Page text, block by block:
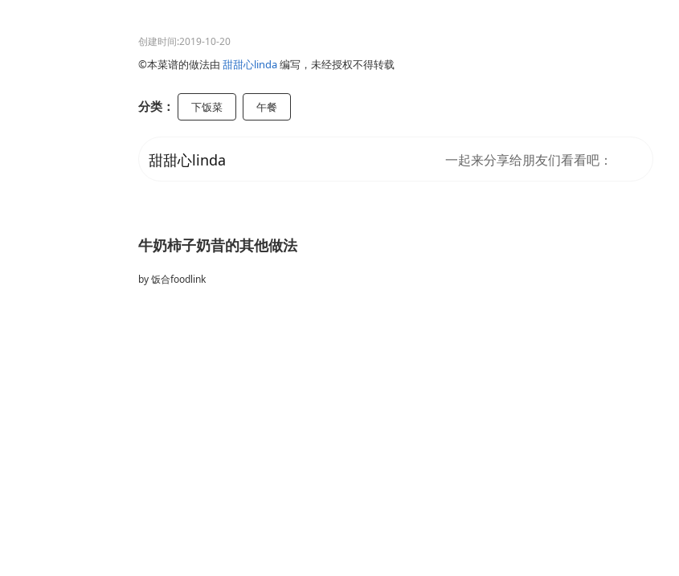
创建时间:2019-10-20
©本菜谱的做法由 甜甜心linda编写，未经授权不得转载
分类： 下饭菜 午餐
甜甜心linda 一起来分享给朋友们看看吧：
牛奶柿子奶昔的其他做法
by饭合foodlink